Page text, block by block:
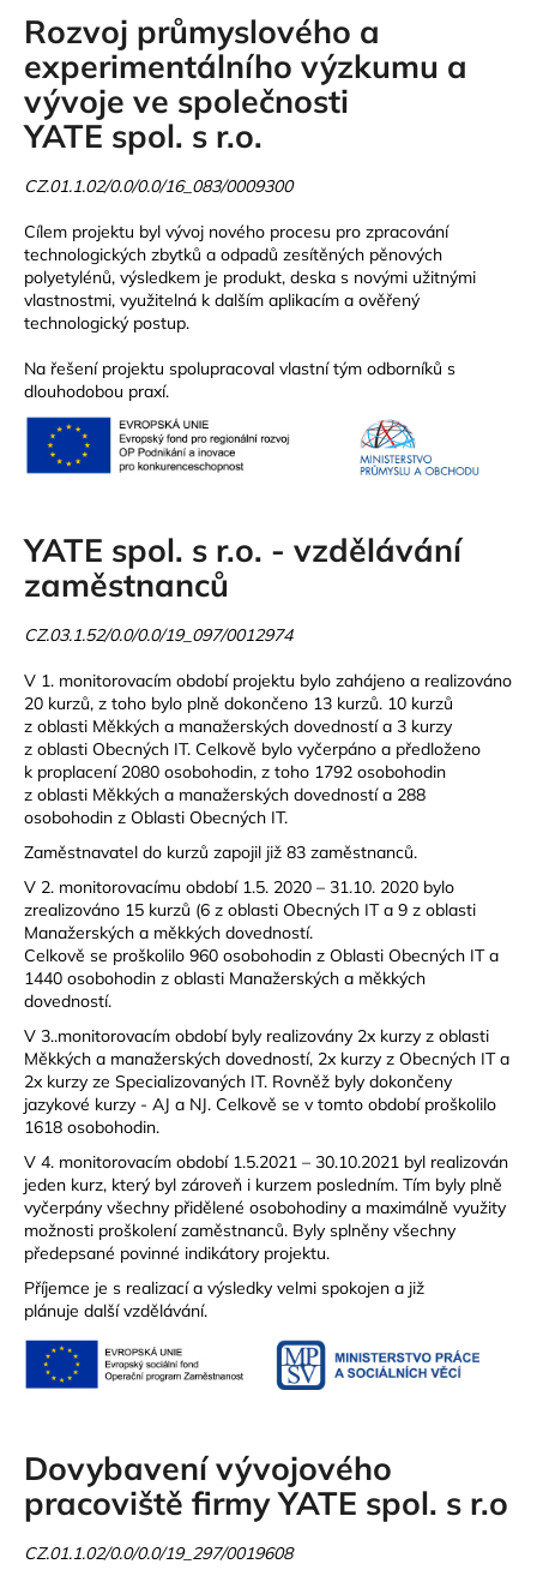
Rozvoj průmyslového a
experimentálního výzkumu a
vývoje ve společnosti
YATE spol. s r.o.
CZ.01.1.02/0.0/0.0/16_083/0009300
Cílem projektu byl vývoj nového procesu pro zpracování
technologických zbytků a odpadů zesítěných pěnových
polyetylénů, výsledkem je produkt, deska s novými užitnými
vlastnostmi, využitelná k dalším aplikacím a ověřený
technologický postup.
Na řešení projektu spolupracoval vlastní tým odborníků s
dlouhodobou praxí.
YATE spol. s r.o. - vzdělávání
zaměstnanců
CZ.03.1.52/0.0/0.0/19_097/0012974
V 1. monitorovacím období projektu bylo zahájeno a realizováno
20 kurzů, z toho bylo plně dokončeno 13 kurzů. 10 kurzů
z oblasti Měkkých a manažerských dovedností a 3 kurzy
z oblasti Obecných IT. Celkově bylo vyčerpáno a předloženo
k proplacení 2080 osobohodin, z toho 1792 osobohodin
z oblasti Měkkých a manažerských dovedností a 288
osobohodin z Oblasti Obecných IT.
Zaměstnavatel do kurzů zapojil již 83 zaměstnanců.
V 2. monitorovacímu období 1.5. 2020 – 31.10. 2020 bylo
zrealizováno 15 kurzů (6 z oblasti Obecných IT a 9 z oblasti
Manažerských a měkkých dovedností.
Celkově se proškolilo 960 osobohodin z Oblasti Obecných IT a
1440 osobohodin z oblasti Manažerských a měkkých
dovedností.
V 3..monitorovacím období byly realizovány 2x kurzy z oblasti
Měkkých a manažerských dovedností, 2x kurzy z Obecných IT a
2x kurzy ze Specializovaných IT. Rovněž byly dokončeny
jazykové kurzy - AJ a NJ. Celkově se v tomto období proškolilo
1618 osobohodin.
V 4. monitorovacím období 1.5.2021 – 30.10.2021 byl realizován
jeden kurz, který byl zároveň i kurzem posledním. Tím byly plně
vyčerpány všechny přidělené osobohodiny a maximálně využity
možnosti proškolení zaměstnanců. Byly splněny všechny
předepsané povinné indikátory projektu.
Příjemce je s realizací a výsledky velmi spokojen a již
plánuje další vzdělávání.
Dovybavení vývojového
pracoviště firmy YATE spol. s r.o
CZ.01.1.02/0.0/0.0/19_297/0019608